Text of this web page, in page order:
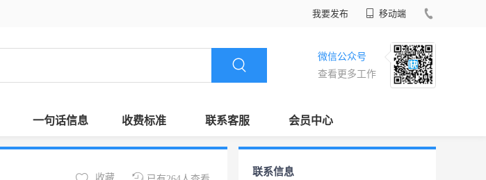
我要发布 移动端
微信公众号
查看更多工作
一句话信息 收费标准 联系客服 会员中心
收藏
联系信息